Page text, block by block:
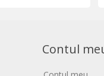
Contul